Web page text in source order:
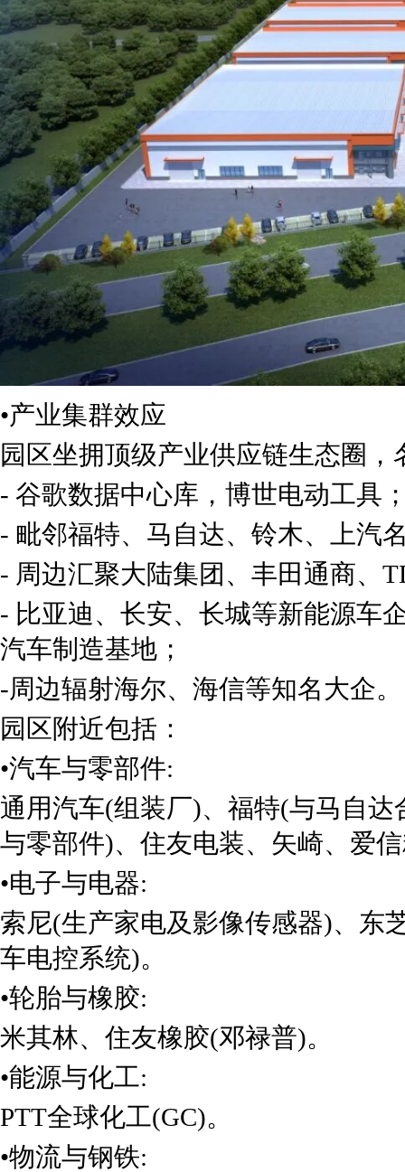
•产业集群效应
园区坐拥顶级产业供应链生态圈，
- 谷歌数据中心库，博世电动工具
- 毗邻福特、马自达、铃木、上汽
- 周边汇聚大陆集团、丰田通商、
- 比亚迪、长安、长城等新能源车
汽车制造基地；
-周边辐射海尔、海信等知名大企。
园区附近包括：
•汽车与零部件:
通用汽车(组装厂)、福特(与马自达
与零部件)、住友电装、矢崎、爱
•电子与电器:
索尼(生产家电及影像传感器)、东
车电控系统)。
•轮胎与橡胶:
米其林、住友橡胶(邓禄普)。
•能源与化工:
PTT全球化工(GC)。
•物流与钢铁: